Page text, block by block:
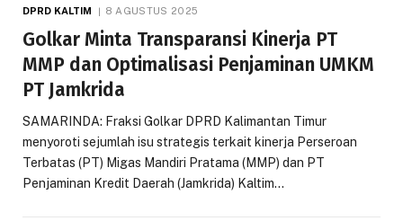
DPRD KALTIM 8 AGUSTUS 2025
Golkar Minta Transparansi Kinerja PT
MMP dan Optimalisasi Penjaminan UMKM
PT Jamkrida
SAMARINDA: Fraksi Golkar DPRD Kalimantan Timur
menyoroti sejumlah isu strategis terkait kinerja Perseroan
Terbatas (PT) Migas Mandiri Pratama (MMP) dan PT
Penjaminan Kredit Daerah (Jamkrida) Kaltim…